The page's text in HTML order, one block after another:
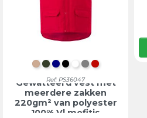
LICHT NATUURLIJK
LEGERGROEN
DONKERBLAUW
ZWART
WITGRIJSROOD
Ref: PS36047
Gewatteerd vest met
meerdere zakken
220gm² van polyester
100% Vl mefitis